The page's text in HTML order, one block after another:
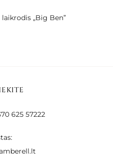
„Big Ben”
625 57222